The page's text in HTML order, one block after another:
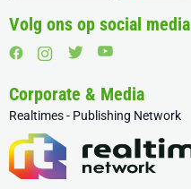
Volg ons op social media
Corporate & Media
Realtimes - Publishing Network